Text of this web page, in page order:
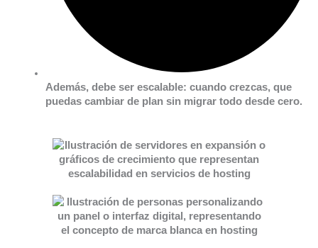
Además, debe ser escalable: cuando crezcas, que
puedas cambiar de plan sin migrar todo desde cero.